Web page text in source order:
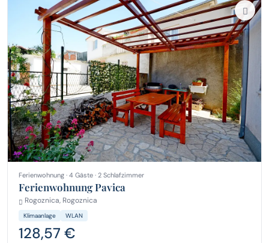
Ferienwohnung · 4 Gäste · 2 Schlafzimmer
Ferienwohnung Pavica
Rogoznica, Rogoznica
Klimaanlage WLAN
128,57 €